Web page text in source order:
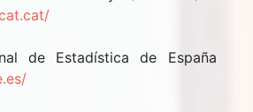
de Estadística de España